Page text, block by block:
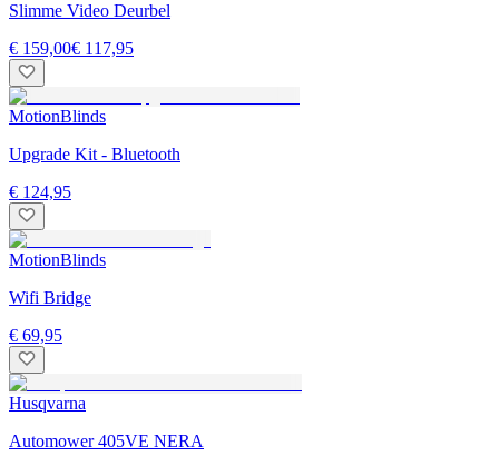
Slimme Video Deurbel
€ 159,00€ 117,95
MotionBlinds
Upgrade Kit - Bluetooth
€ 124,95
MotionBlinds
Wifi Bridge
€ 69,95
Husqvarna
Automower 405VE NERA